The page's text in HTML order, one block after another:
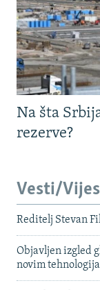
Na šta
rezerve?
Vesti/
Reditelj Stevan
Objavljen izgled
novim